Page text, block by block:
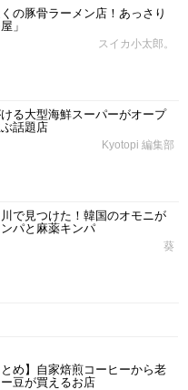
の豚骨ラーメン店！あっさり
」
スイカ小太郎。
ける大型海鮮スーパーがオープ
話題店
Kyotopi 編集部
川で見つけた！韓国のオモニが
パと麻薬キンパ
葵
とめ】自家焙煎コーヒーから老
豆が買えるお店